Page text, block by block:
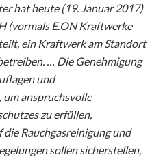
hat heute (19. Januar 2017)
(vormals E.ON Kraftwerke
ein Kraftwerk am Standort
… Die Genehmigung
und
anspruchsvolle
zu erfüllen,
Rauchgasreinigung und
sollen sicherstellen,